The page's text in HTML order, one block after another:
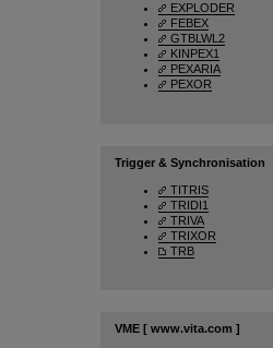
EXPLODER
FEBEX
GTBLWL2
KINPEX1
PEXARIA
PEXOR
Trigger & Synchronisation
TITRIS
TRIDI1
TRIVA
TRIXOR
TRB
VME [ www.vita.com ]